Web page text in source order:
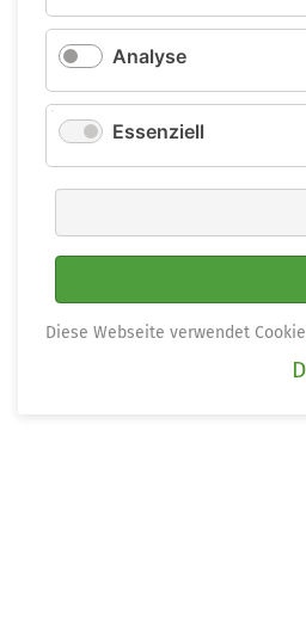
Analyse
Essenziell
Diese Webseite verwendet